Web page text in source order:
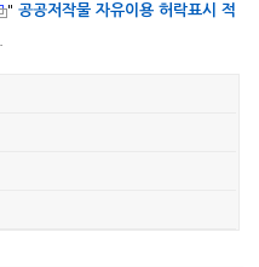
"공공저작물 자유이용 허락표시 적